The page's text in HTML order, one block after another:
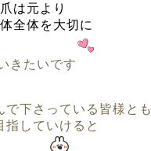
は元より
全体を大切に
きたいです
で下さっている皆様とも
指していけると